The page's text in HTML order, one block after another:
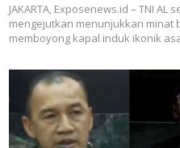
JAKARTA, Exposenews.id – TNI AL
mengejutkan menunjukkan minat
memboyong kapal induk ikonik